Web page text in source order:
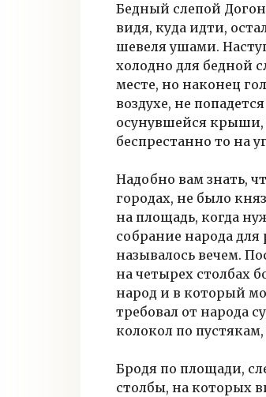
Бедный слепой
видя, куда идти,
шевеля ушами.
холодно для бедной
месте, но наконец
воздухе, не
осунувшейся крыши,
беспрестанно то на
Надобно вам знать,
городах, не было
на площадь, когда
собрание народа для
называлось вечем.
на четырех столбах
народ и в который
требовал от народа
колокол по пустякам,
Бродя по площади,
столбы, на которых